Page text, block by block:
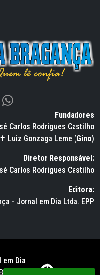
Fundadores
Carlos Rodrigues Castilho
✝ Luiz Gonzaga Leme (Gino)
Diretor Responsável:
Carlos Rodrigues Castilho
Editora:
- Jornal em Dia Ltda. EPP
Dia
RUSSO